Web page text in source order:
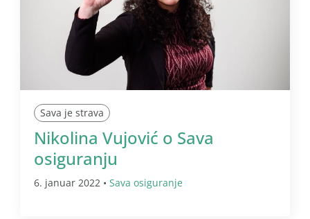
Sava je strava
Nikolina Vujović o Sava
osiguranju
6. januar 2022 • Sava osiguranje